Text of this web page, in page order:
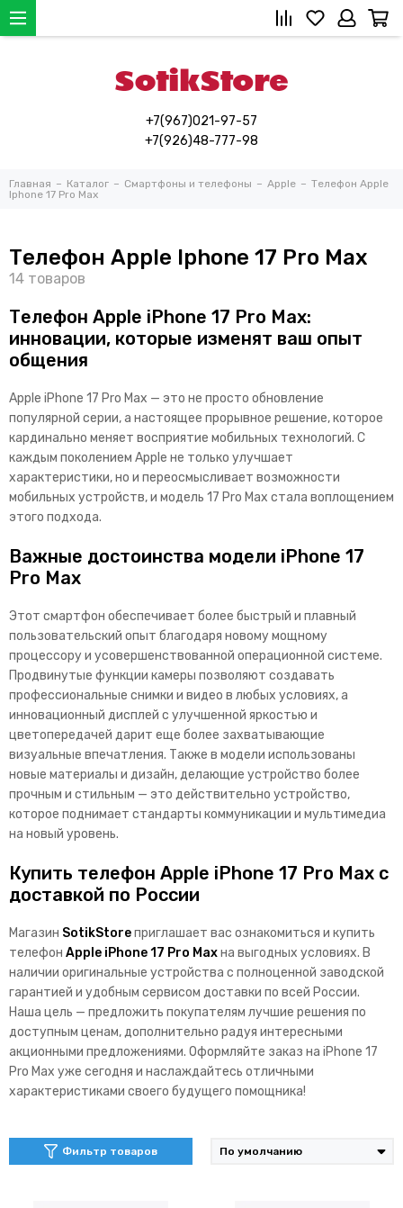
+7(967)021-97-57
+7(926)48-777-98
Главная Каталог Смартфоны и телефоны Apple
Телефон Apple
Iphone 17 Pro Max
Телефон Apple Iphone 17 Pro Max
Телефон Apple iPhone 17 Pro Max:
инновации, которые изменят ваш опыт
общения
Apple iPhone 17 Pro Max — это не просто обновление
популярной серии, а настоящее прорывное решение, которое
кардинально меняет восприятие мобильных технологий. С
каждым поколением Apple не только улучшает
характеристики, но и переосмысливает возможности
мобильных устройств, и модель 17 Pro Max стала воплощением
этого подхода.
Важные достоинства модели iPhone 17
Pro Max
Этот смартфон обеспечивает более быстрый и плавный
пользовательский опыт благодаря новому мощному
процессору и усовершенствованной операционной системе.
Продвинутые функции камеры позволяют создавать
профессиональные снимки и видео в любых условиях, а
инновационный дисплей с улучшенной яркостью и
цветопередачей дарит еще более захватывающие
визуальные впечатления. Также в модели использованы
новые материалы и дизайн, делающие устройство более
прочным и стильным — это действительно устройство,
которое поднимает стандарты коммуникации и мультимедиа
на новый уровень.
Купить телефон Apple iPhone 17 Pro Max с
доставкой по России
Магазин SotikStoreприглашает вас ознакомиться и купить
телефон Apple iPhone 17 Pro Maxна выгодных условиях. В
наличии оригинальные устройства с полноценной заводской
гарантией и удобным сервисом доставки по всей России.
Наша цель — предложить покупателям лучшие решения по
доступным ценам, дополнительно радуя интересными
акционными предложениями. Оформляйте заказ на iPhone 17
Pro Max уже сегодня и наслаждайтесь отличными
характеристиками своего будущего помощника!
Фильтр товаров